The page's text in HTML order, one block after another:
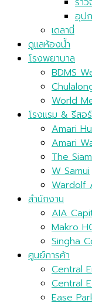
อุป
เดลานี่
ดูแลห้องน้ำ
โรงพยาบาล
BDMS
World
โรงแรม & รีสอ
Amari
Amari
The
W Samui
Wardolf
สำนักงาน
AIA
Makro
Singha
ศูนย์การค้า
Central
Central
Ease